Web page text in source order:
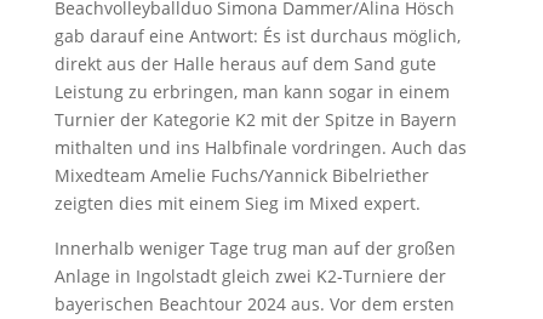
Beachvolleyballduo Simona Dammer/Alina Hösch
gab darauf eine Antwort: És ist durchaus möglich,
direkt aus der Halle heraus auf dem Sand gute
Leistung zu erbringen, man kann sogar in einem
Turnier der Kategorie K2 mit der Spitze in Bayern
mithalten und ins Halbfinale vordringen. Auch das
Mixedteam Amelie Fuchs/Yannick Bibelriether
zeigten dies mit einem Sieg im Mixed expert.
Innerhalb weniger Tage trug man auf der großen
Anlage in Ingolstadt gleich zwei K2-Turniere der
bayerischen Beachtour 2024 aus. Vor dem ersten